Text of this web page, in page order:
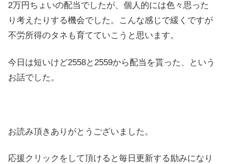
2万円ちょいの配当でしたが、個人的には色々思った
り考えたりする機会でした。こんな感じで緩くですが
不労所得のタネも育てていこうと思います。
今日は短いけど2558と2559から配当を貰った、という
お話でした。
お読み頂きありがとうございました。
応援クリックをして頂けると毎日更新する励みになり